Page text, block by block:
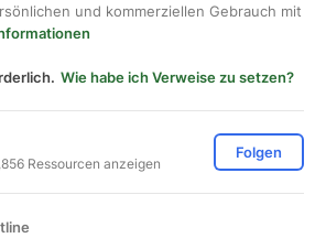
und kommerziellen Gebrauch mit
Wie habe ich Verweise zu setzen?
Ressourcen anzeigen
Folgen